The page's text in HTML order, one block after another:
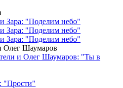
Зара: "Поделим небо"
Зара: "Поделим небо"
Зара: "Поделим небо"
Олег Шаумаров
и Олег Шаумаров: "Ты в
"Прости"